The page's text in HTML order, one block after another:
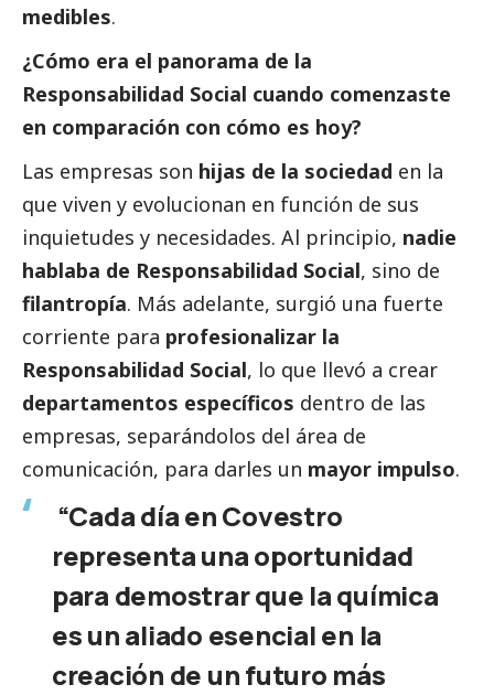
medibles.
¿Cómo era el panorama de la
Responsabilidad Social cuando comenzaste
en comparación con cómo es hoy?
Las empresas son hijas de la sociedad en la
que viven y evolucionan en función de sus
inquietudes y necesidades. Al principio, nadie
hablaba de Responsabilidad Social, sino de
filantropía. Más adelante, surgió una fuerte
corriente para profesionalizar la
Responsabilidad Social, lo que llevó a crear
departamentos específicos dentro de las
empresas, separándolos del área de
comunicación, para darles un mayor impulso.
“Cada día en Covestro
representa una oportunidad
para demostrar que la química
es un aliado esencial en la
creación de un futuro más